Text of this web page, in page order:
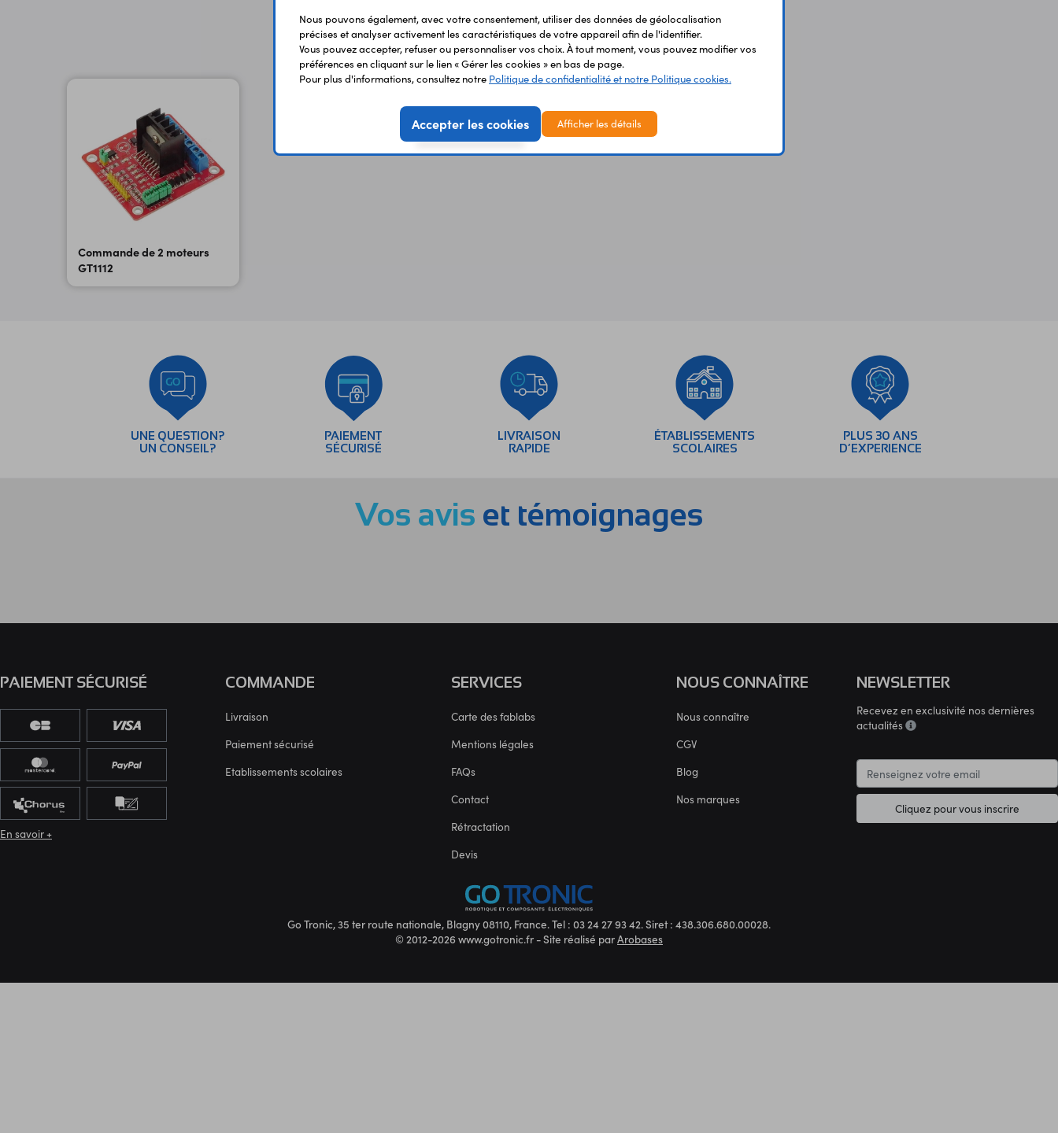
Vous avez déja consulté
Commande de 2 moteurs
GT1112
UNE QUESTION?
UN CONSEIL?
PAIEMENT
SÉCURISÉ
LIVRAISON
RAPIDE
ÉTABLISSEMENTS
SCOLAIRES
PLUS 30 ANS
D’EXPERIENCE
Vos avis et témoignages
COMMANDE
Livraison
Paiement sécurisé
Etablissements scolaires
SERVICES
Carte des fablabs
Mentions légales
FAQs
Contact
Rétractation
Devis
NOUS CONNAÎTRE
Nous connaître
CGV
Blog
Nos marques
NEWSLETTER
Recevez en exclusivité nos dernières
actualités
Cliquez pour vous inscrire
PAIEMENT SÉCURISÉ
En savoir +
Go Tronic, 35 ter route nationale, Blagny 08110, France. Tel : 03 24 27 93 42. Siret : 438.306.680.00028.
© 2012-2026 www.gotronic.fr - Site réalisé parArobases
Nous pouvons également, avec votre consentement, utiliser des données de géolocalisation
précises et analyser activement les caractéristiques de votre appareil afin de l'identifier.
Vous pouvez accepter, refuser ou personnaliser vos choix. À tout moment, vous pouvez modifier vos
préférences en cliquant sur le lien « Gérer les cookies » en bas de page.
Pour plus d'informations, consultez notre Politique de confidentialité et notre Politique cookies.
Accepter les cookies Afficher les détails